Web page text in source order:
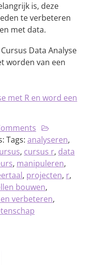
is, deze
te verbeteren
met data.
Data Analyse
worden van een
met R en word een
Tags: analyseren,
, cursus r, data
, manipuleren,
, projecten, r,
bouwen,
verbeteren,